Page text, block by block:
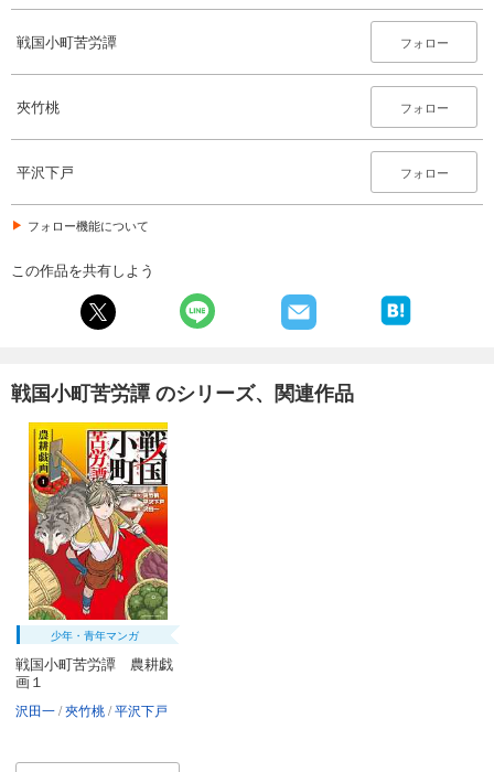
戦国小町苦労譚 フォロー
夾竹桃 フォロー
平沢下戸 フォロー
フォロー機能について
この作品を共有しよう
戦国小町苦労譚 のシリーズ、関連作品
少年・青年マンガ
戦国小町苦労譚 農耕戯
画１
沢田一 夾竹桃 平沢下戸